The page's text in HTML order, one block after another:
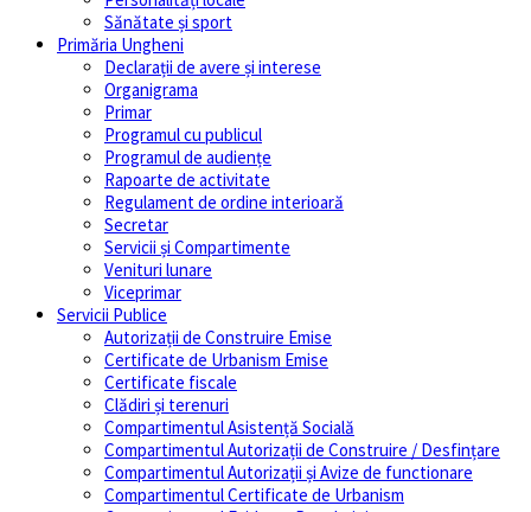
Sănătate și sport
Primăria Ungheni
Declarații de avere și interese
Organigrama
Primar
Programul cu publicul
Programul de audiențe
Rapoarte de activitate
Regulament de ordine interioară
Secretar
Servicii și Compartimente
Venituri lunare
Viceprimar
Servicii Publice
Autorizații de Construire Emise
Certificate de Urbanism Emise
Certificate fiscale
Clădiri și terenuri
Compartimentul Asistență Socială
Compartimentul Autorizații de Construire / Desfințare
Compartimentul Autorizații și Avize de functionare
Compartimentul Certificate de Urbanism